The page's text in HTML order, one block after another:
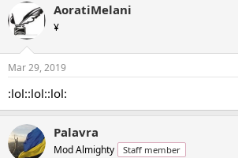
t
i
s
AoratiMelani
¥
Mar 29, 2019
:lol::lol::lol:
Palavra
Mod Almighty Staff member